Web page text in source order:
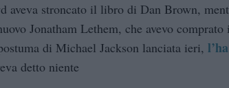
aveva stroncato il libro di Dan Brown,
Jonatham Lethem, che avevo comprato
di Michael Jackson lanciata ieri, l’ha
detto niente